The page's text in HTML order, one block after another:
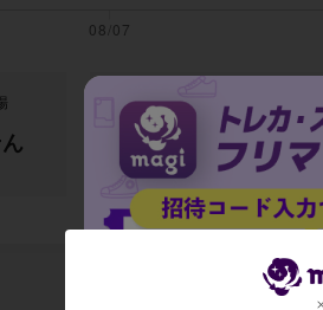
全期間の平均取引額
データがありませ